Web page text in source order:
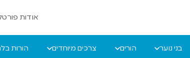
אודות
בני נוער הורים צרכים מיוחדים הורות